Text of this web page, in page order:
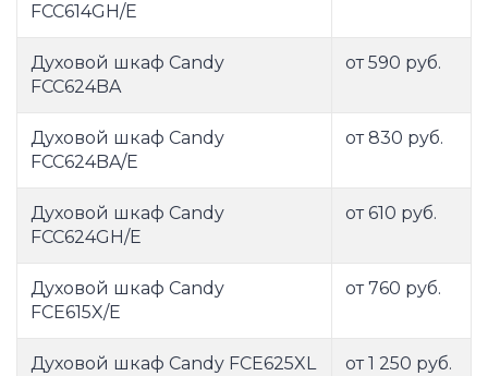
FCC614GH/E
Духовой шкаф Candy
FCC624BA
от 590 руб.
Духовой шкаф Candy
FCC624BA/E
от 830 руб.
Духовой шкаф Candy
FCC624GH/E
от 610 руб.
Духовой шкаф Candy
FCE615X/E
от 760 руб.
Духовой шкаф Candy FCE625XL
от 1 250 руб.